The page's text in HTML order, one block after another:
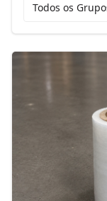
Todos os